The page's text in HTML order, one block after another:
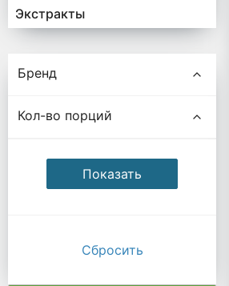
Экстракты
Бренд
Кол-во порций
Сбросить